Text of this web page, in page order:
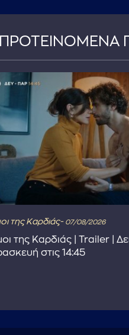
ΠΡΟΤΕΙΝΟΜΕΝΑ
της Καρδιάς- 07/08/2026
της Καρδιάς | Trailer |
στις 14:45